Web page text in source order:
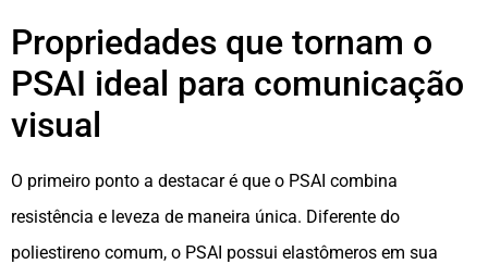
Propriedades que tornam o
PSAI ideal para comunicação
visual
O primeiro ponto a destacar é que o PSAI combina
resistência e leveza de maneira única. Diferente do
poliestireno comum, o PSAI possui elastômeros em sua